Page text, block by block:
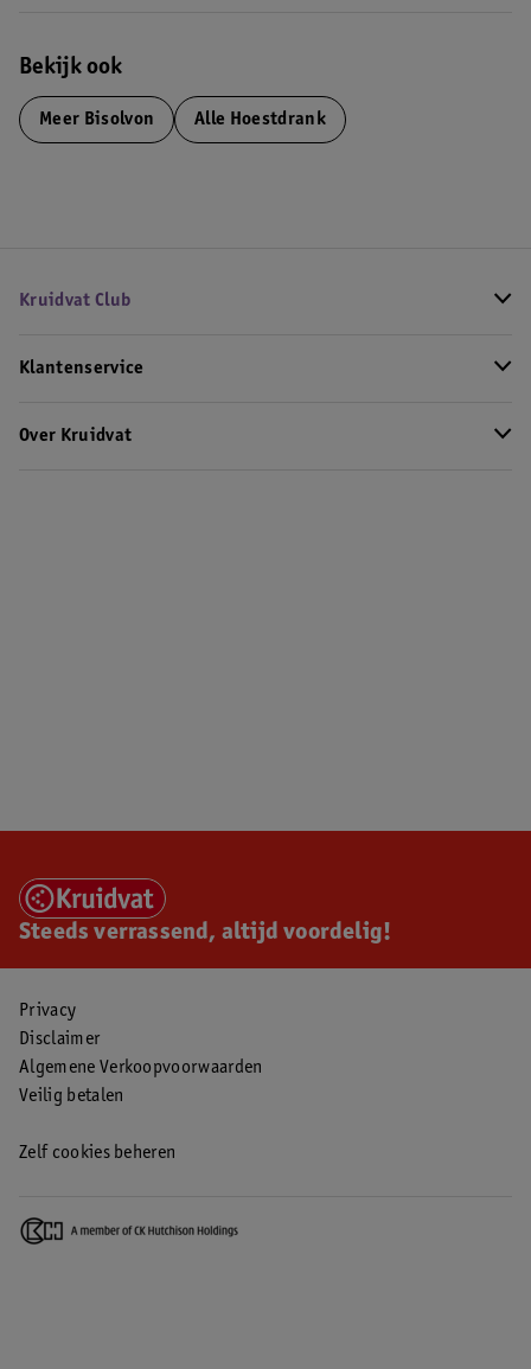
Bekijk ook
Meer Bisolvon Alle Hoestdrank
Kruidvat Club
Klantenservice
Over Kruidvat
Steeds verrassend, altijd voordelig!
Privacy
Disclaimer
Algemene Verkoopvoorwaarden
Veilig betalen
Zelf cookies beheren